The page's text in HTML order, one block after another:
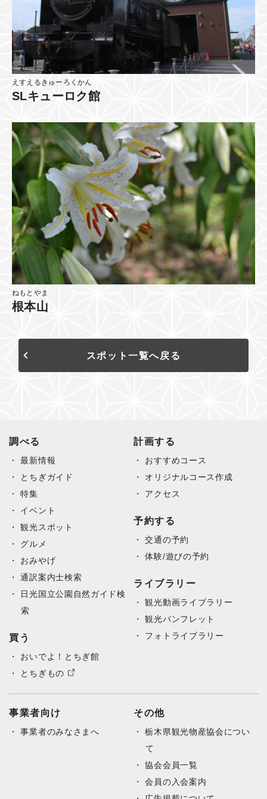
えすえるきゅーろくかん
SLキューロク館
ねもとやま
根本山
スポット一覧へ戻る
調べる
最新情報
とちぎガイド
特集
イベント
観光スポット
グルメ
おみやげ
通訳案内士検索
日光国立公園自然ガイド検
索
買う
おいでよ！とちぎ館
とちぎもの
計画する
おすすめコース
オリジナルコース作成
アクセス
予約する
交通の予約
体験/遊びの予約
ライブラリー
観光動画ライブラリー
観光パンフレット
フォトライブラリー
事業者向け
事業者のみなさまへ
その他
栃木県観光物産協会につい
て
協会会員一覧
会員の入会案内